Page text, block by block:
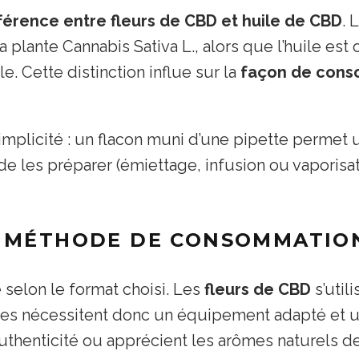
entre fleurs de CBD et huile de CBD.
Cannabis Sativa L., alors que l’huile
Cette distinction influe sur la façon de
: un flacon muni d’une pipette permet
les préparer (émiettage, infusion ou
DE
le format choisi. Les fleurs de CBD
nécessitent donc un équipement adapté et
ou apprécient les arômes naturels